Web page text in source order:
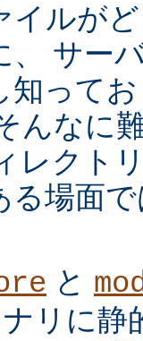
イルが
、 サー
知って
んなに
レクト
る場面
と
リに静